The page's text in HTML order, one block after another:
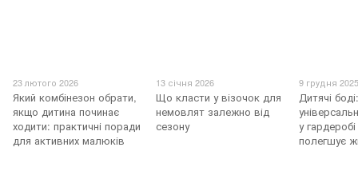
23 лютого 2026
Який комбінезон обрати,
якщо дитина починає
ходити: практичні поради
для активних малюків
13 січня 2026
Що класти у візочок для
немовлят залежно від
сезону
9 грудня
Дитячі
у
полегшує